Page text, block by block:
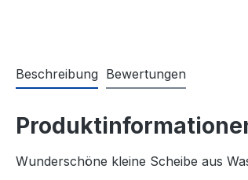
Beschreibung Bewertungen
Wunderschöne kleine Scheibe aus